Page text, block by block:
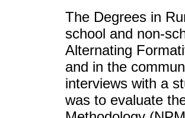
The Degrees in
school and non-
Alternating
and in the
interviews with a
was to evaluate